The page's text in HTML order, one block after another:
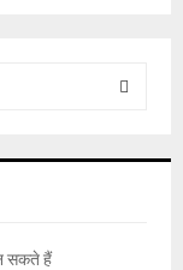
सकते हैं